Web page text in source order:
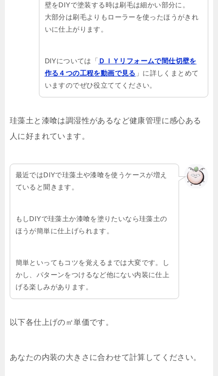
壁をDIYで塗装する時は刷毛は細かい部分に。
大部分は刷毛よりもローラーを使ったほうがきれ
いに仕上がります。
DIYについては「 ＤＩＹリフォームで間仕切壁を
作る４つの工程を動画で見る 」に詳しくまとめて
いますのでぜひ役立ててください。
珪藻土と漆喰は調湿性があるなど健康管理に感心ある
人に好まれています。
最近ではDIYで珪藻土や漆喰を使うケースが増え
ていると聞きます。
もしDIYで珪藻土か漆喰を塗りたいなら珪藻土の
ほうが簡単に仕上げられます。
簡単といってもコツを覚えるまでは大変です。し
かし、パターンをつけるなど他にない内装に仕上
げる楽しみがあります。
以下各仕上げの㎡単価です。
あなたの内装の大きさに合わせて計算してください。